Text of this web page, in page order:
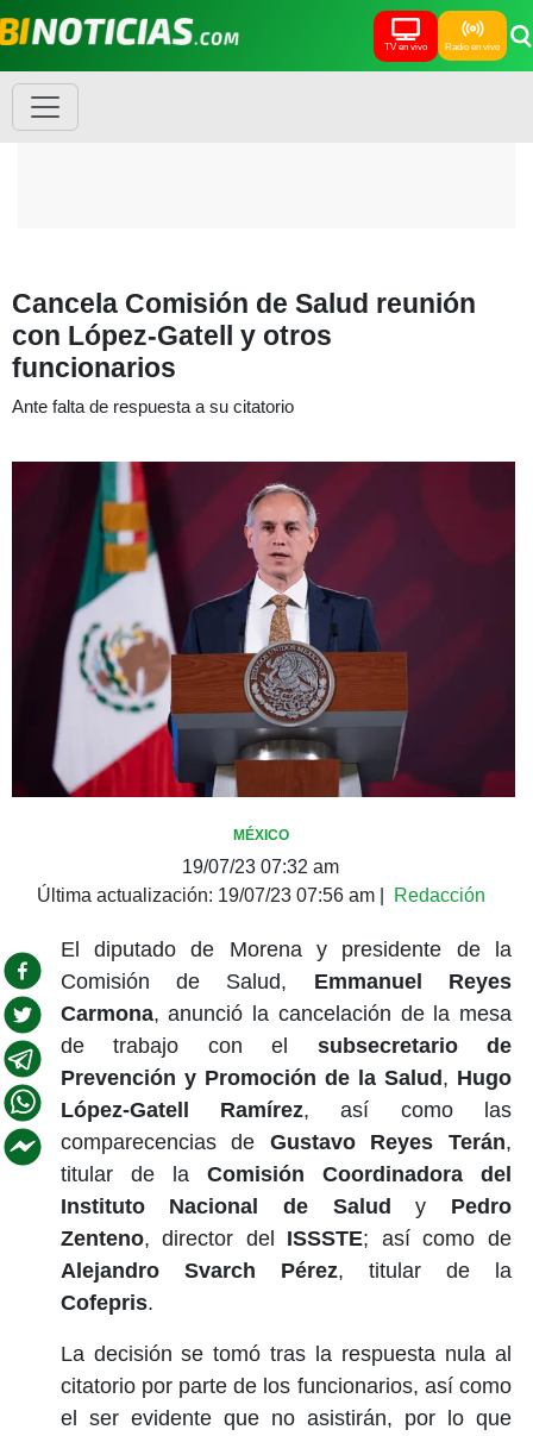
TV en vivo Radio en vivo
Cancela Comisión de Salud reunión
con López-Gatell y otros
funcionarios
Ante falta de respuesta a su citatorio
MÉXICO
19/07/23 07:32 am
Última actualización: 19/07/23 07:56 am| Redacción
El diputado de Morena y presidente de la
Comisión de Salud, Emmanuel Reyes
Carmona, anunció la cancelación de la mesa
de trabajo con el subsecretario de
Prevención y Promoción de la Salud, Hugo
López-Gatell Ramírez, así como las
comparecencias de Gustavo Reyes Terán,
titular de la Comisión Coordinadora del
Instituto Nacional de Salud y Pedro
Zenteno, director del ISSSTE; así como de
Alejandro Svarch Pérez, titular de la
Cofepris.
La decisión se tomó tras la respuesta nula al
citatorio por parte de los funcionarios, así como
el ser evidente que no asistirán, por lo que